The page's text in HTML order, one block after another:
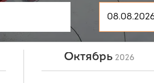
видео инструкция:
Октябрь 2026